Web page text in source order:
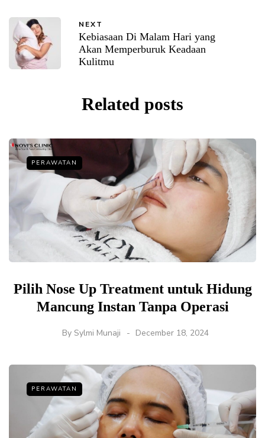
NEXT
Kebiasaan Di Malam Hari yang
Akan Memperburuk Keadaan
Kulitmu
Related posts
PERAWATAN
Pilih Nose Up Treatment untuk Hidung
Mancung Instan Tanpa Operasi
By Sylmi Munaji December 18, 2024
PERAWATAN